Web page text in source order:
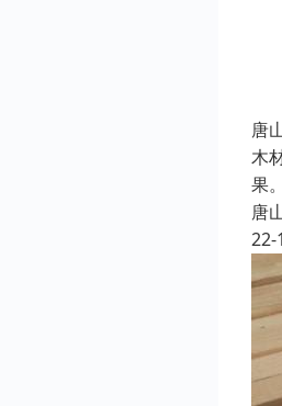
唐
木
果
唐
22-